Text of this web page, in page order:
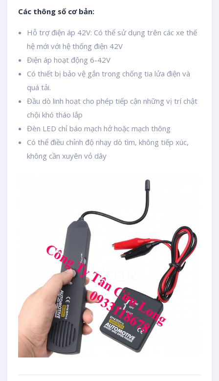
Các thông số cơ bản:
Hỗ trợ điện áp 42V: Có thể sử dụng trên các xe thế
hệ mới với hệ thống điện 42V
Điện áp hoạt động 6-42V
Có thiết bị bảo vệ gắn trong chống tia lửa điện và
quá tải.
Đầu dò linh hoạt cho phép tiếp cận những vị trí chật
chội khó tháo lắp
Đèn LED chỉ báo mạch hở hoặc mạch thông
Có thể điều chỉnh độ nhạy dò tìm, không tiếp xúc,
không cần xuyên vỏ dây